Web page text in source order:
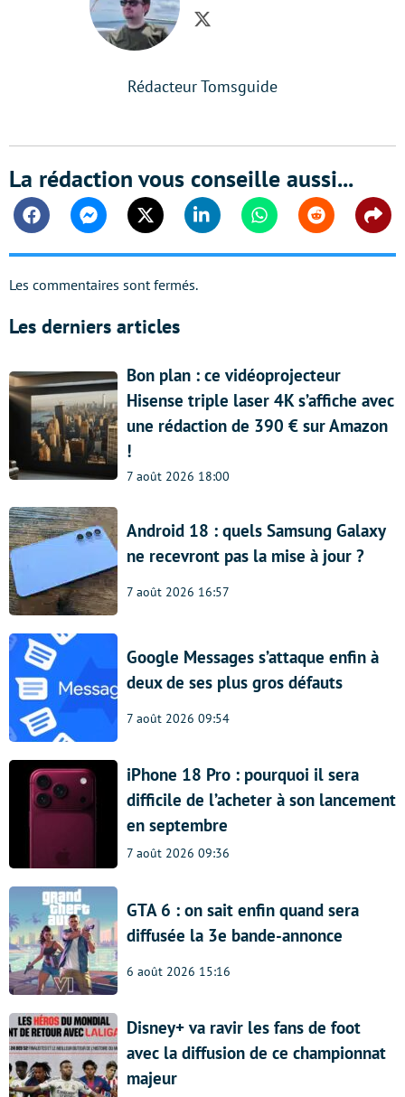
Twitter
Rédacteur Tomsguide
La rédaction vous conseille aussi...
FacebookMessengerTwitter Linkedin WhatsappReddit
Les commentaires sont fermés.
Les derniers articles
Bon plan : ce vidéoprojecteur
Hisense triple laser 4K s’affiche avec
une rédaction de 390 € sur Amazon
!
7 août 2026 18:00
Android 18 : quels Samsung Galaxy
ne recevront pas la mise à jour ?
7 août 2026 16:57
Google Messages s’attaque enfin à
deux de ses plus gros défauts
7 août 2026 09:54
iPhone 18 Pro : pourquoi il sera
difficile de l’acheter à son lancement
en septembre
7 août 2026 09:36
GTA 6 : on sait enfin quand sera
diffusée la 3e bande-annonce
6 août 2026 15:16
Disney+ va ravir les fans de foot
avec la diffusion de ce championnat
majeur